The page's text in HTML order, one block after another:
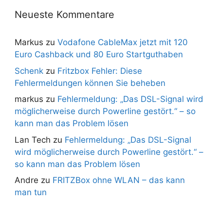
Neueste Kommentare
Markus zu Vodafone CableMax jetzt mit 120
Euro Cashback und 80 Euro Startguthaben
Schenk zu Fritzbox Fehler: Diese
Fehlermeldungen können Sie beheben
markus zu Fehlermeldung: „Das DSL-Signal wird
möglicherweise durch Powerline gestört.“ – so
kann man das Problem lösen
Lan Tech zu Fehlermeldung: „Das DSL-Signal
wird möglicherweise durch Powerline gestört.“ –
so kann man das Problem lösen
Andre zu FRITZBox ohne WLAN – das kann
man tun